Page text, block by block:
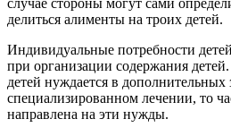
случае стороны могут сами
делиться алименты на троих детей.
Индивидуальные потребности
при организации содержания
детей нуждается в дополнительных
специализированном лечении, то
направлена на эти нужды.